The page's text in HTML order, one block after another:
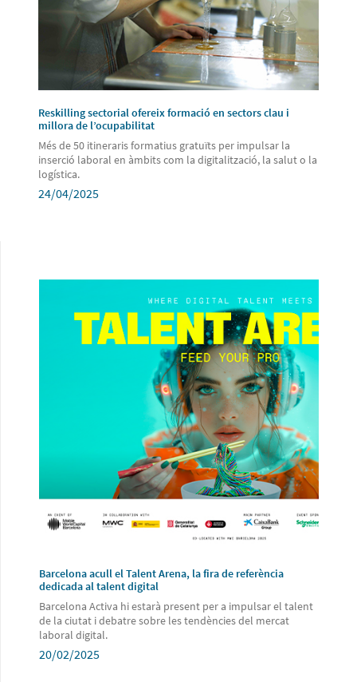
Reskilling sectorial ofereix formació en sectors clau i
millora de l’ocupabilitat
Més de 50 itineraris formatius gratuïts per impulsar la
inserció laboral en àmbits com la digitalització, la salut o la
logística.
24/04/2025
Barcelona acull el Talent Arena, la fira de referència
dedicada al talent digital
Barcelona Activa hi estarà present per a impulsar el talent
de la ciutat i debatre sobre les tendències del mercat
laboral digital.
20/02/2025